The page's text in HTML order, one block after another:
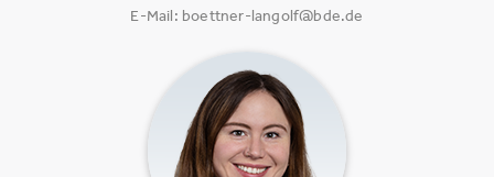
E-Mail: boettner-langolf@bde.de